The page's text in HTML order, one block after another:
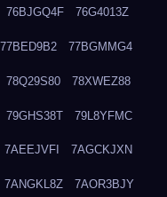
76BJGQ4F 76G4013Z
77BED9B2 77BGMMG4
78Q29S80 78XWEZ88
79GHS38T 79L8YFMC
7AEEJVFI 7AGCKJXN
7ANGKL8Z 7AOR3BJY